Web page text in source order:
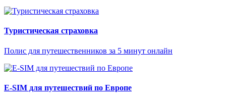
Туристическая страховка
Полис для путешественников за 5 минут онлайн
E-SIM для путешествий по Европе